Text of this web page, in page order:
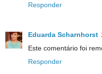
Responder
Eduarda Scharnhorst
Este comentário foi
Responder